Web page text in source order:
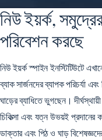
নিউ ইয়র্ক,
পরিবেশন করছে
নিউ ইয়র্ক স্পাইন ইনস্টিটিউটে
ব্যাক সার্জনদের ব্যাপক পরিচর্যা
ঘাড়ের ব্যাধিতে ভুগছেন।
চিকিত্সা এবং যত্ন উভয়ই প্রদানের
ডাক্তার এবং পিঠ ও ঘাড়